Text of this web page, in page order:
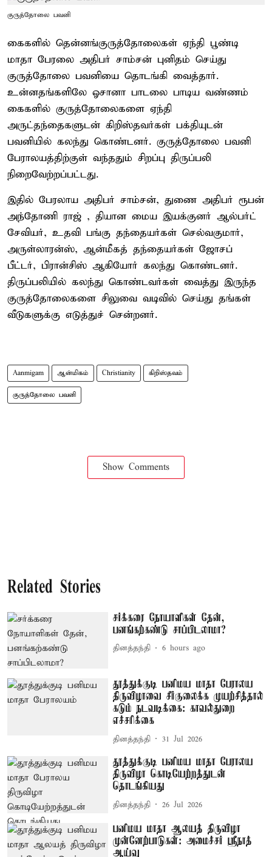
குருத்தோலை பவனி
கைகளில் தென்னங்குருத்தோலைகள் ஏந்தி பூண்டி
மாதா பேரலை அதிபர் சாம்சன் புனிதம் செய்து
குருத்தோலை பவனியை தொடங்கி வைத்தார்.
உன்னதங்களிலே ஓசானா பாடலை பாடிய வண்ணம்
கைகளில் குருத்தோலைகளை ஏந்தி
அருட்தந்தைகளுடன் கிறிஸ்தவர்கள் பக்தியுடன்
பவனியில் கலந்து கொண்டனர். குருத்தோலை பவனி
பேராலயத்திற்குள் வந்ததும் சிறப்பு திருப்பலி
நிறைவேற்றப்பட்டது.
இதில் பேரலாய அதிபர் சாம்சன், துணை அதிபர் ரூபன்
அந்தோணி ராஜ் , தியான மைய இயக்குனர் ஆல்பர்ட்
சேவியர், உதவி பங்கு தந்தையர்கள் செல்வகுமார்,
அருள்லாரன்ஸ், ஆன்மீகத் தந்தையர்கள் ஜோசப்
பீட்டர், பிரான்சிஸ் ஆகியோர் கலந்து கொண்டனர்.
திருப்பலியில் கலந்து கொண்டவர்கள் வைத்து இருந்த
குருத்தோலைகளை சிலுவை வடிவில் செய்து தங்கள்
வீடுகளுக்கு எடுத்துச் சென்றனர்.
Aanmigam ஆன்மிகம் Christianity கிறிஸ்தவம்
குருத்தோலை பவனி
Show Comments
Related Stories
சர்க்கரை நோயாளிகள் தேன்,
பனங்கற்கண்டு சாப்பிடலாமா?
தினத்தந்தி 6 hours ago
தூத்துக்குடி பனிமய மாதா பேராலய
திருவிழாவை சீர்குலைக்க முயற்சித்தால்
கடும் நடவடிக்கை: காவல்துறை
எச்சரிக்கை
தினத்தந்தி 31 Jul 2026
தூத்துக்குடி பனிமய மாதா பேராலய
திருவிழா கொடியேற்றத்துடன்
தொடங்கியது
தினத்தந்தி 26 Jul 2026
பனிமய மாதா ஆலயத் திருவிழா
முன்னேற்பாடுகள்: அமைச்சர் ஸ்ரீநாத்
ஆய்வு